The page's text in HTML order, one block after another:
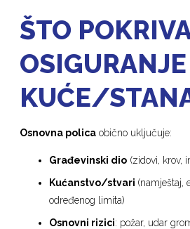
ŠTO
OSIGURANJE
KUĆE/
Osnovna polica obično uključuje:
Građevinski dio (zidovi, krov,
Kućanstvo/stvari (namještaj,
određenog limita)
Osnovni rizici: požar, udar